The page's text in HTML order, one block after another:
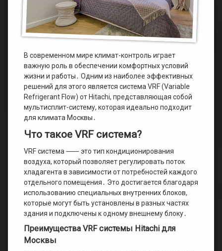
В современном мире климат-контроль играет
важную роль в обеспечении комфортных условий
жизни и работы․ Одним из наиболее эффективных
решений для этого является система VRF (Variable
Refrigerant Flow) от Hitachi, представляющая собой
мультисплит-систему, которая идеально подходит
для климата Москвы․
Что такое VRF система?
VRF система ⸺ это тип кондиционирования
воздуха, который позволяет регулировать поток
хладагента в зависимости от потребностей каждого
отдельного помещения․ Это достигается благодаря
использованию специальных внутренних блоков,
которые могут быть установлены в разных частях
здания и подключены к одному внешнему блоку․
Преимущества VRF системы Hitachi для
Москвы